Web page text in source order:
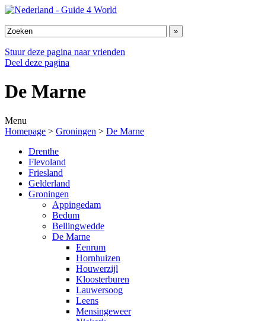
Stuur deze pagina naar vrienden
Deel deze pagina
De Marne
Menu
Homepage > Groningen > De Marne
Drenthe
Flevoland
Friesland
Gelderland
Groningen
Appingedam
Bedum
Bellingwedde
De Marne
Eenrum
Hornhuizen
Houwerzijl
Kloosterburen
Lauwersoog
Leens
Mensingeweer